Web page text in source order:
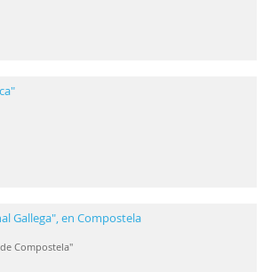
Gallega", en Compostela
Compostela"